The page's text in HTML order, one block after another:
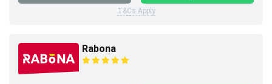
T&Cs Apply
Rabona